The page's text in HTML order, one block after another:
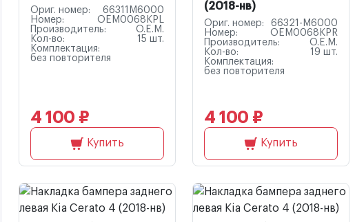
Ориг. номер:
66311M6000
Номер:
OEM0068KPL
Производитель:
O.E.M.
Кол-во:
15 шт.
Комплектация:
без повторителя
4 100 ₽
Купить
(2018-нв)
Ориг. номер:
66321-M6000
Номер:
OEM0068KPR
Производитель:
O.E.M.
Кол-во:
19 шт.
Комплектация:
без повторителя
4 100 ₽
Купить